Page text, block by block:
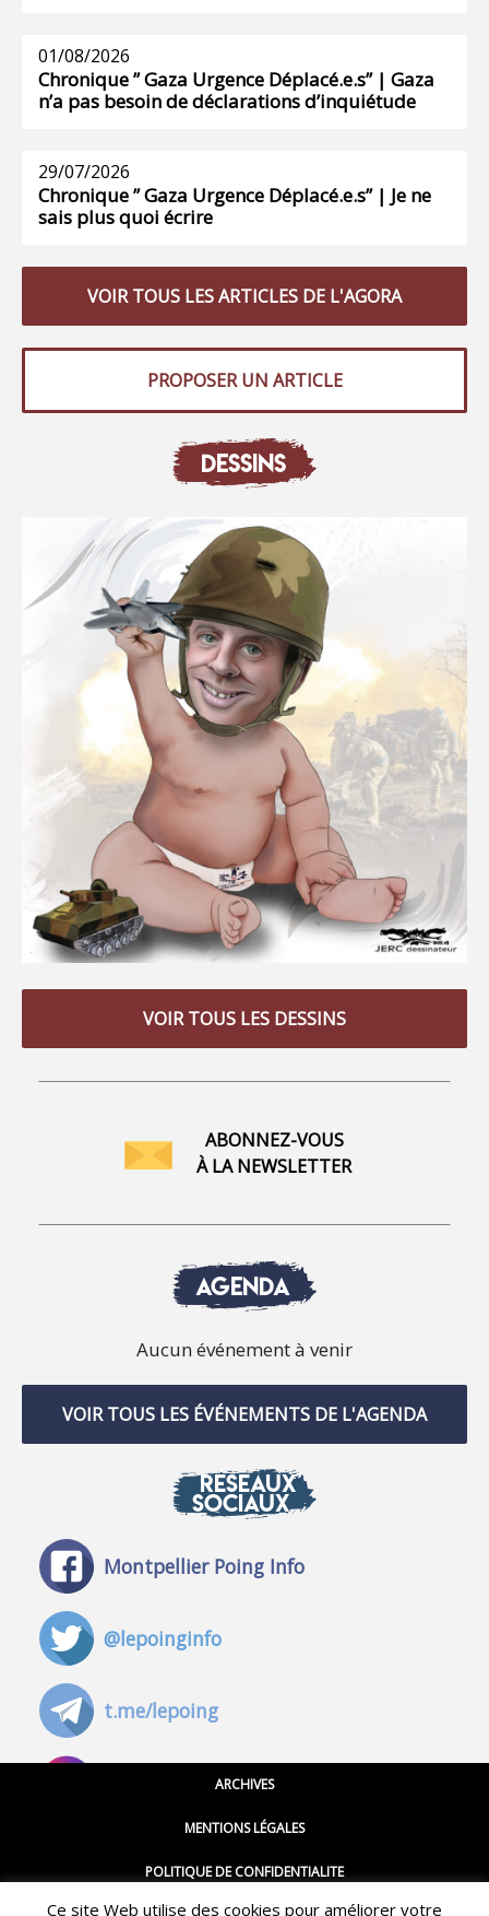
01/08/2026
Chronique ” Gaza Urgence Déplacé.e.s” | Gaza
n’a pas besoin de déclarations d’inquiétude
29/07/2026
Chronique ” Gaza Urgence Déplacé.e.s” | Je ne
sais plus quoi écrire
VOIR TOUS LES ARTICLES DE L'AGORA
PROPOSER UN ARTICLE
DESSINS
VOIR TOUS LES DESSINS
ABONNEZ-VOUS
À LA NEWSLETTER
AGENDA
Aucun événement à venir
VOIR TOUS LES ÉVÉNEMENTS DE L'AGENDA
RÉSEAUX
SOCIAUX
Montpellier Poing Info
@lepoinginfo
t.me/lepoing
@montpellierpoinginfo
ARCHIVES
MENTIONS LÉGALES
POLITIQUE DE CONFIDENTIALITE
Ce site Web utilise des cookies pour améliorer votre